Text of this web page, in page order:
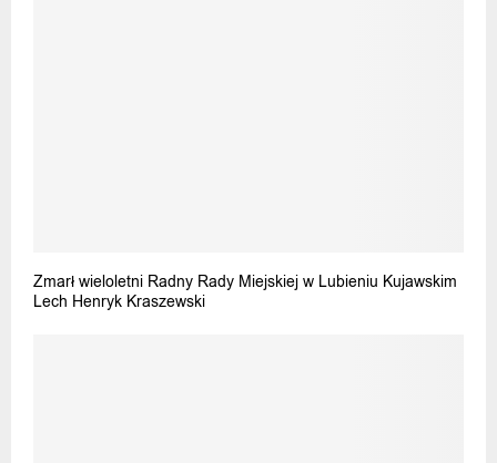
Zmarł wieloletni Radny Rady Miejskiej w Lubieniu Kujawskim
Lech Henryk Kraszewski